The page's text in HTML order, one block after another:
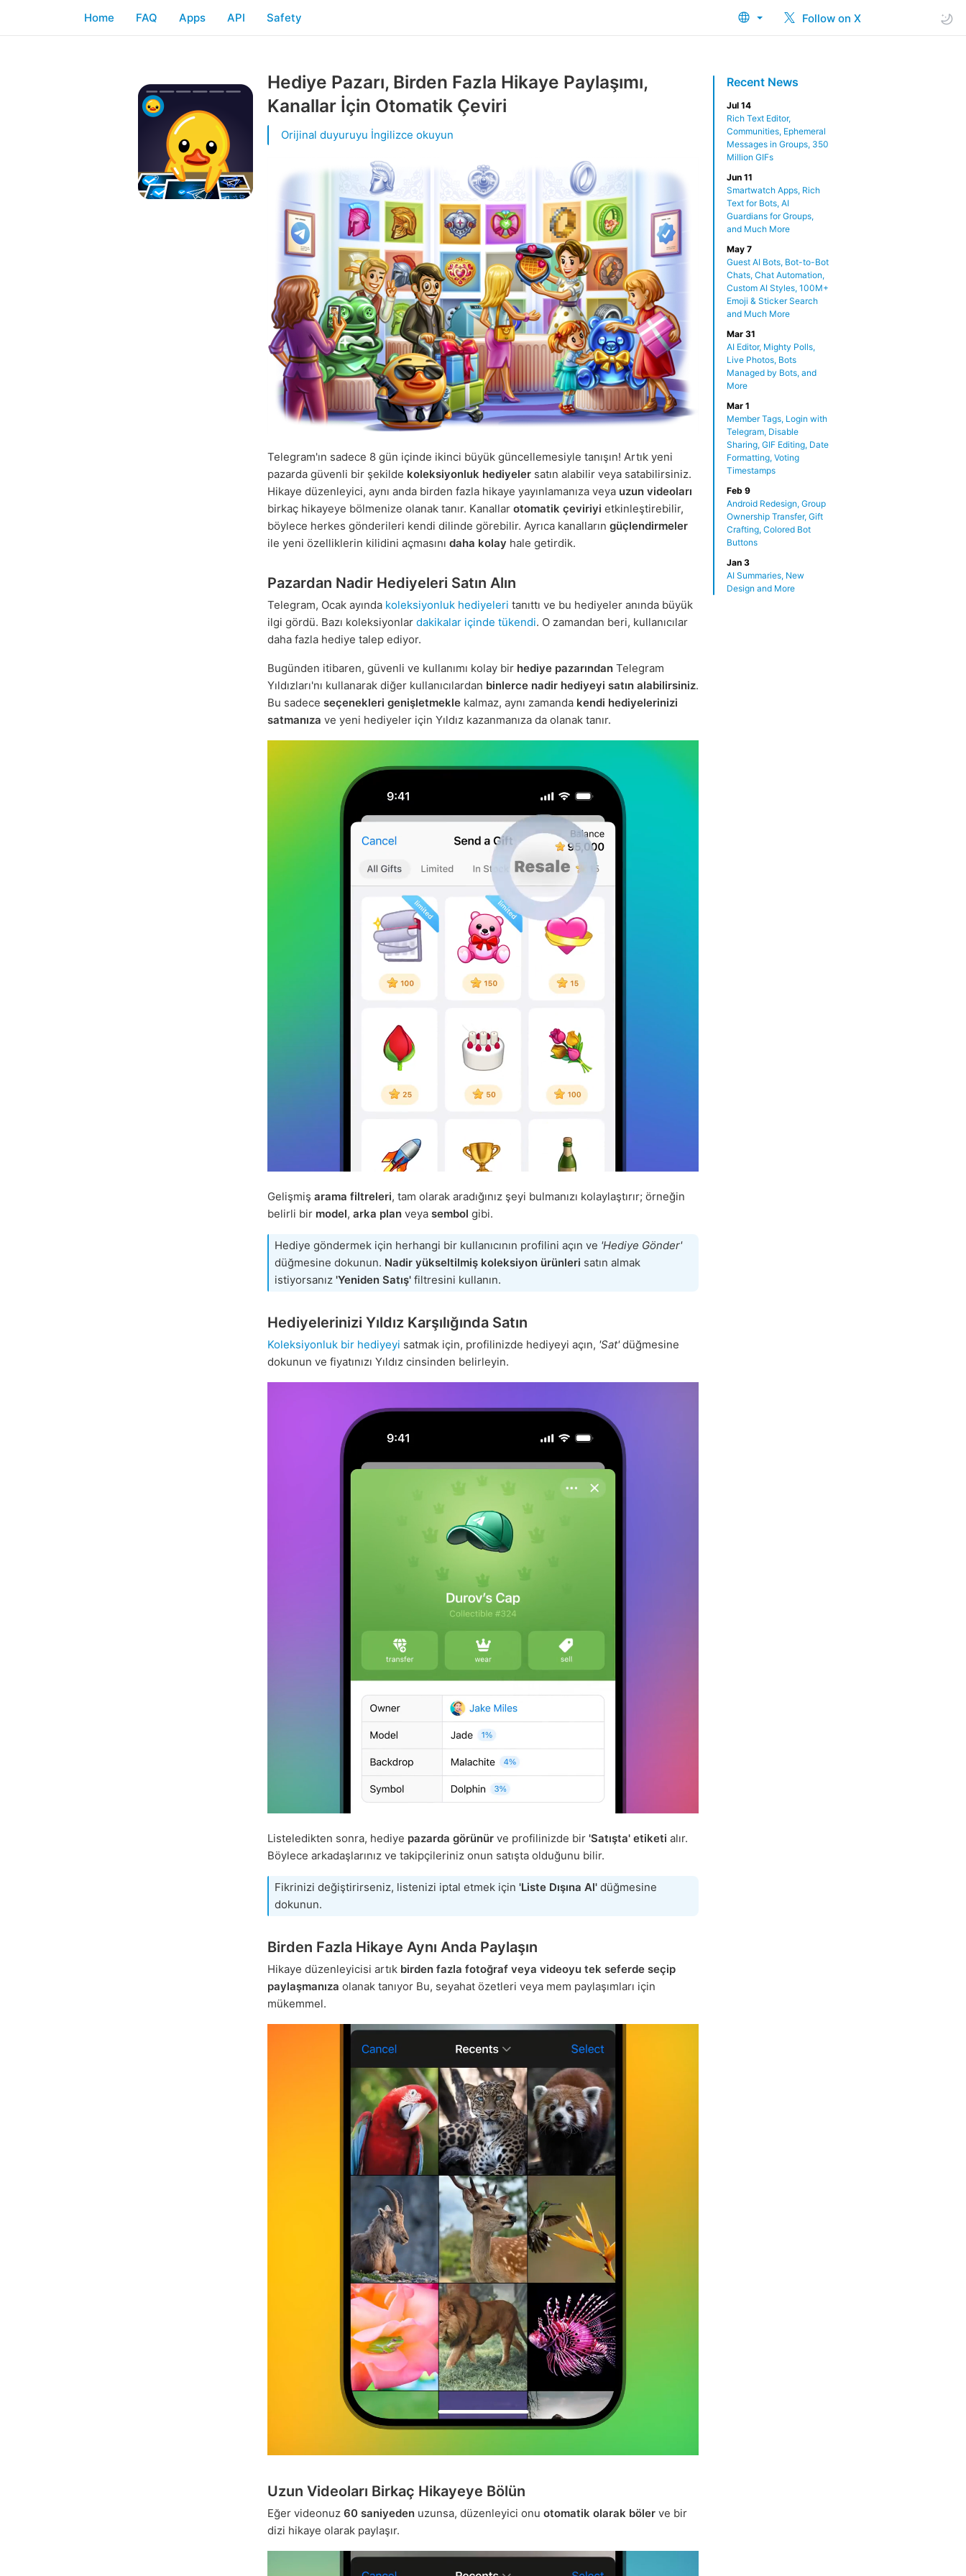
Follow on X
Home FAQ Apps API Safety
Recent News
Jul 14
Rich Text Editor,
Communities, Ephemeral
Messages in Groups, 350
Million GIFs
Jun 11
Smartwatch Apps, Rich
Text for Bots, AI
Guardians for Groups,
and Much More
May 7
Guest AI Bots, Bot-to-Bot
Chats, Chat Automation,
Custom AI Styles, 100M+
Emoji & Sticker Search
and Much More
Mar 31
AI Editor, Mighty Polls,
Live Photos, Bots
Managed by Bots, and
More
Mar 1
Member Tags, Login with
Telegram, Disable
Sharing, GIF Editing, Date
Formatting, Voting
Timestamps
Feb 9
Android Redesign, Group
Ownership Transfer, Gift
Crafting, Colored Bot
Buttons
Jan 3
AI Summaries, New
Design and More
Hediye Pazarı, Birden Fazla Hikaye Paylaşımı,
Kanallar İçin Otomatik Çeviri
Orijinal duyuruyu İngilizce okuyun
Telegram'ın sadece 8 gün içinde ikinci büyük güncellemesiyle tanışın! Artık yeni
pazarda güvenli bir şekilde koleksiyonluk hediyeler satın alabilir veya satabilirsiniz.
Hikaye düzenleyici, aynı anda birden fazla hikaye yayınlamanıza veya uzun videoları
birkaç hikayeye bölmenize olanak tanır. Kanallar otomatik çeviriyi etkinleştirebilir,
böylece herkes gönderileri kendi dilinde görebilir. Ayrıca kanalların güçlendirmeler
ile yeni özelliklerin kilidini açmasını daha kolay hale getirdik.
Pazardan Nadir Hediyeleri Satın Alın
Telegram, Ocak ayında koleksiyonluk hediyeleri tanıttı ve bu hediyeler anında büyük
ilgi gördü. Bazı koleksiyonlar dakikalar içinde tükendi. O zamandan beri, kullanıcılar
daha fazla hediye talep ediyor.
Bugünden itibaren, güvenli ve kullanımı kolay bir hediye pazarından Telegram
Yıldızları'nı kullanarak diğer kullanıcılardan binlerce nadir hediyeyi satın alabilirsiniz.
Bu sadece seçenekleri genişletmekle kalmaz, aynı zamanda kendi hediyelerinizi
satmanıza ve yeni hediyeler için Yıldız kazanmanıza da olanak tanır.
Gelişmiş arama filtreleri, tam olarak aradığınız şeyi bulmanızı kolaylaştırır; örneğin
belirli bir model, arka plan veya sembol gibi.
Hediye göndermek için herhangi bir kullanıcının profilini açın ve 'Hediye Gönder'
düğmesine dokunun. Nadir yükseltilmiş koleksiyon ürünleri satın almak
istiyorsanız 'Yeniden Satış' filtresini kullanın.
Hediyelerinizi Yıldız Karşılığında Satın
Koleksiyonluk bir hediyeyi satmak için, profilinizde hediyeyi açın, 'Sat'düğmesine
dokunun ve fiyatınızı Yıldız cinsinden belirleyin.
Listeledikten sonra, hediye pazarda görünür ve profilinizde bir 'Satışta' etiketi alır.
Böylece arkadaşlarınız ve takipçileriniz onun satışta olduğunu bilir.
Fikrinizi değiştirirseniz, listenizi iptal etmek için 'Liste Dışına Al' düğmesine
dokunun.
Birden Fazla Hikaye Aynı Anda Paylaşın
Hikaye düzenleyicisi artık birden fazla fotoğraf veya videoyu tek seferde seçip
paylaşmanıza olanak tanıyor Bu, seyahat özetleri veya mem paylaşımları için
mükemmel.
Uzun Videoları Birkaç Hikayeye Bölün
Eğer videonuz 60 saniyeden uzunsa, düzenleyici onu otomatik olarak böler ve bir
dizi hikaye olarak paylaşır.